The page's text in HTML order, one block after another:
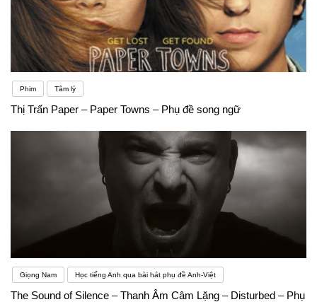
Phim Tâm lý
Thị Trấn Paper – Paper Towns – Phụ đề song ngữ
Giọng Nam Học tiếng Anh qua bài hát phụ đề Anh-Việt
The Sound of Silence – Thanh Âm Câm Lặng – Disturbed – Phụ